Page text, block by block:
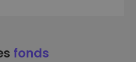
fonds